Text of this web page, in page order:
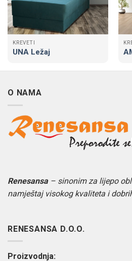
KREVETI
UNA Ležaj
O NAMA
Renesansa– sinonim za lijepo
namještaj visokog kvaliteta i
RENESANSA D.O.O.
Proizvodnja: